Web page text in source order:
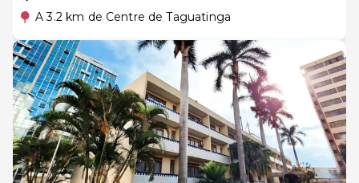
A 3.2 km de Centre de Taguatinga